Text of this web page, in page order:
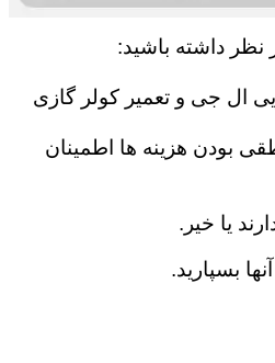
نظر داشته باشید:
ال جی و تعمیر کولر گازی
بودن هزینه ها اطمینان
یا خیر.
بسپارید.